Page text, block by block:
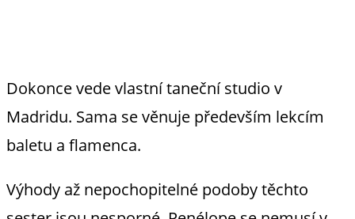
Dokonce vede vlastní taneční studio v
Madridu. Sama se věnuje především lekcím
baletu a flamenca.
Výhody až nepochopitelné podoby těchto